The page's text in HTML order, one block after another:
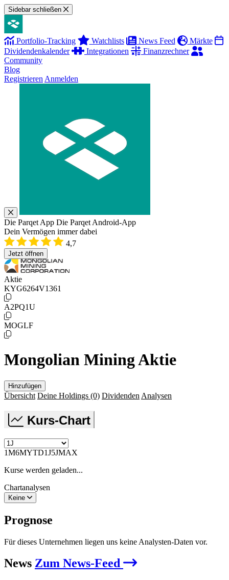
Sidebar schließen
Portfolio-Tracking Watchlists News Feed
Märkte
Dividendenkalender
Integrationen
Finanzrechner
Community
Blog
Registrieren Anmelden
Die Parqet App Die Parqet Android-App
Dein Vermögen immer dabei
4,7
Jetzt öffnen
Aktie
KYG6264V1361
A2PQ1U
MOGLF
Mongolian Mining Aktie
Hinzufügen
Übersicht Deine Holdings (0) Dividenden Analysen
Kurs-Chart
1M6MYTD1J5JMAX
Kurse werden geladen...
Chartanalysen
Keine
Prognose
Für dieses Unternehmen liegen uns keine Analysten-Daten vor.
News Zum News-Feed